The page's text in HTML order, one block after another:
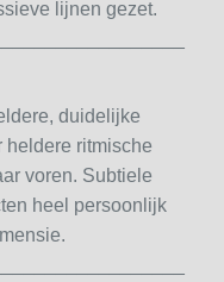
lijnen gezet.
duidelijke
ritmische
voren. Subtiele
heel persoonlijk